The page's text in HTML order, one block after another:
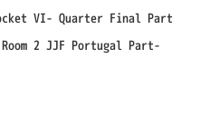
VI- Quarter Final Part
2 JJF Portugal Part-